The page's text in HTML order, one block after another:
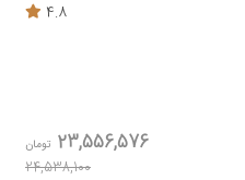
4.8
23,556,576 تومان
24,538,100